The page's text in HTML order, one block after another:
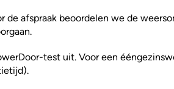
de afspraak beoordelen we de
test uit. Voor een